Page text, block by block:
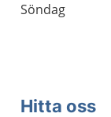
Söndag
Hitta oss